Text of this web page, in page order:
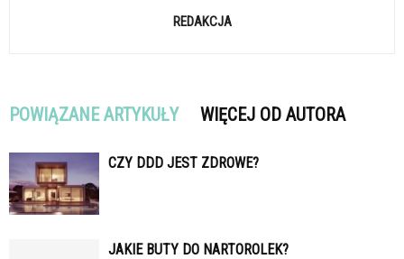
REDAKCJA
POWIĄZANE ARTYKUŁY WIĘCEJ OD AUTORA
CZY DDD JEST ZDROWE?
JAKIE BUTY DO NARTOROLEK?